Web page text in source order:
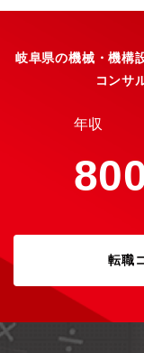
岐阜県の機械・機構
コンサ
年収
転職